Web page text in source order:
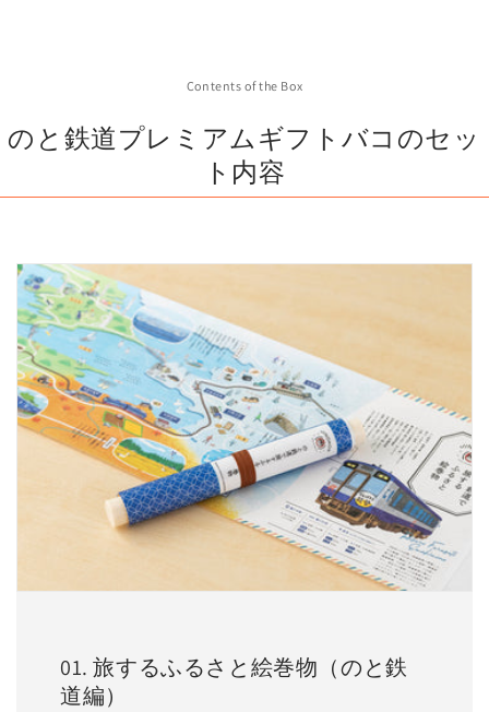
Contents of the Box
のと鉄道プレミアムギフトバコのセッ
ト内容
01. 旅するふるさと絵巻物（のと鉄
道編）